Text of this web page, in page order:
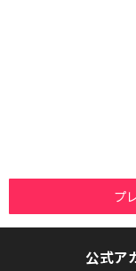
プ
公式ア